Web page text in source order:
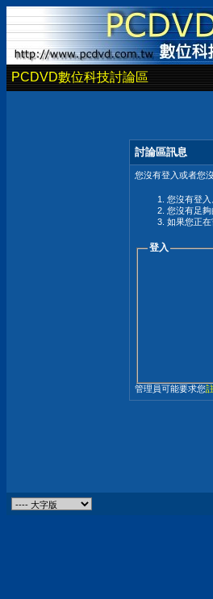
PCDVD數位科技討論區
討論區訊息
您沒有登入或者您
您沒有登入
您沒有足
如果您正
登入
管理員可能要求您